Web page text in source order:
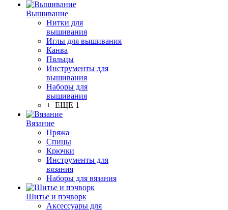
Вышивание
Нитки для
вышивания
Иглы для вышивания
Канва
Пяльцы
Инструменты для
вышивания
Наборы для
вышивания
+ ЕЩЕ 1
Вязание
Пряжа
Спицы
Крючки
Инструменты для
вязания
Наборы для вязания
Шитье и пэчворк
Аксессуары для